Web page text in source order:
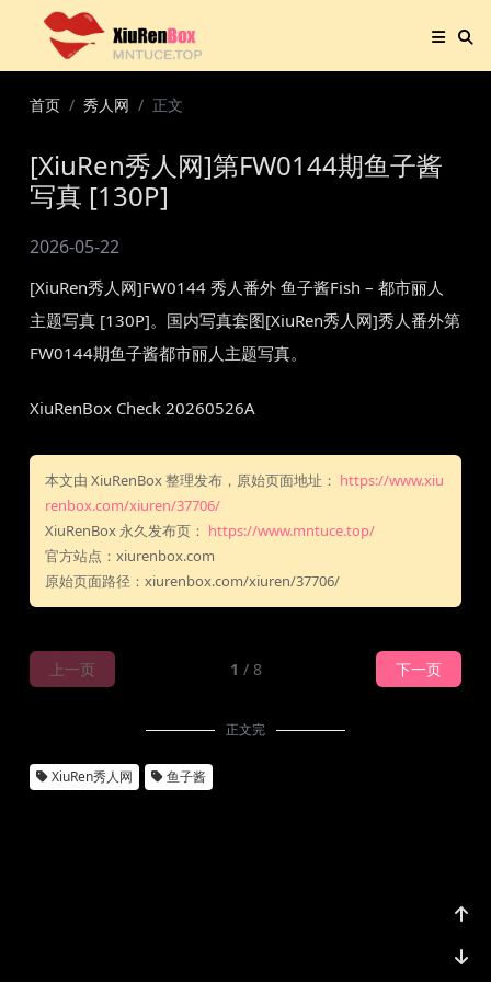
首页 秀人网 正文
[XiuRen秀人网]第FW0144期鱼子酱
写真 [130P]
2026-05-22
[XiuRen秀人网]FW0144 秀人番外 鱼子酱Fish – 都市丽人
主题写真 [130P]。国内写真套图[XiuRen秀人网]秀人番外第
FW0144期鱼子酱都市丽人主题写真。
XiuRenBox Check 20260526A
本文由 XiuRenBox 整理发布，原始页面地址： https://www.xiu
renbox.com/xiuren/37706/
XiuRenBox 永久发布页： https://www.mntuce.top/
官方站点：xiurenbox.com
原始页面路径：xiurenbox.com/xiuren/37706/
上一页 1 / 8 下一页
正文完
XiuRen秀人网 鱼子酱